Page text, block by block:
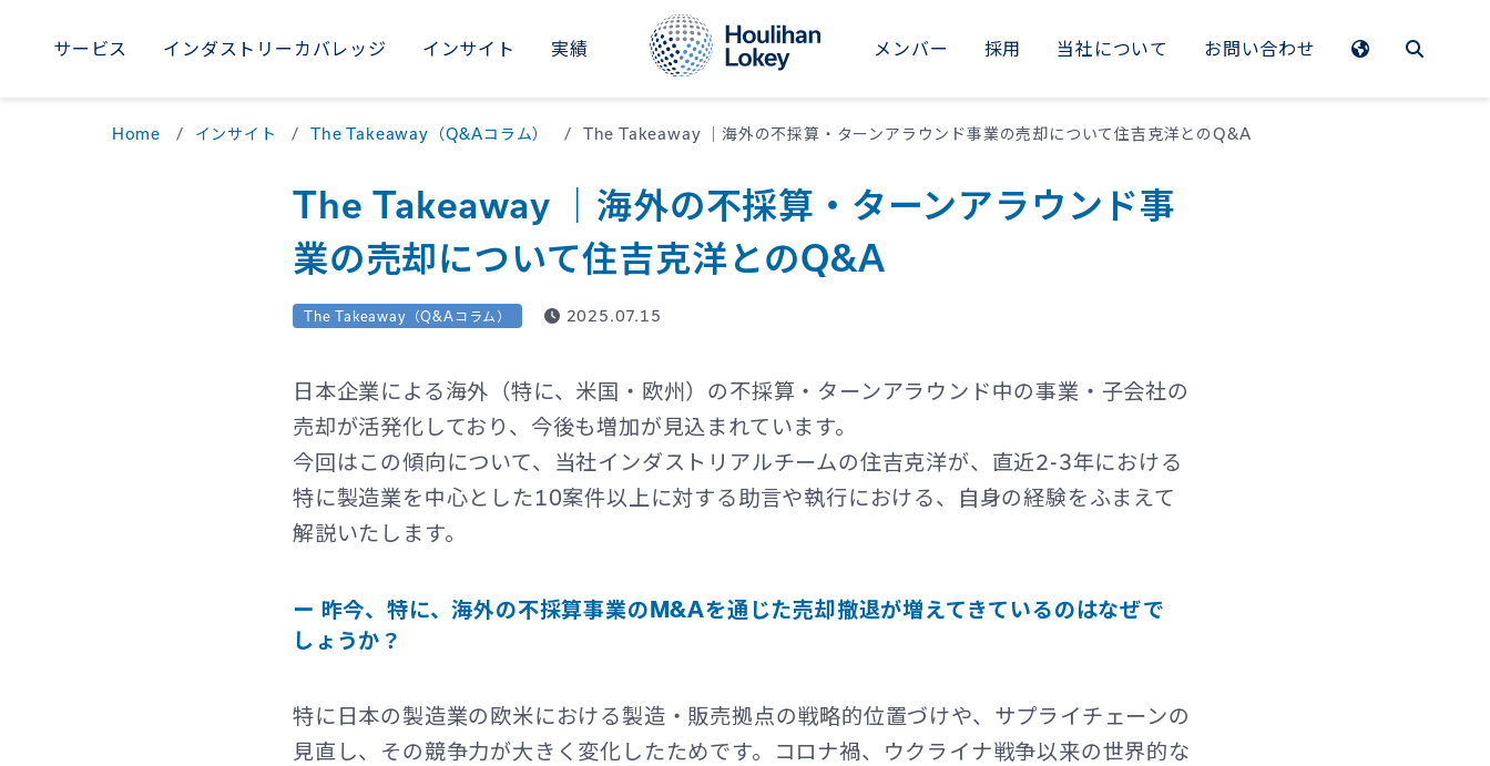
サービス
サービス M&Aアドバイザリー
財務リストラクチャリング
財務・バリュエーションアドバイザリー
インダストリーカバレッジ
インダストリーカバレッジ インダストリアル
ビジネスサービス
ファイナンシャルサービス
ヘルスケア
ファイナンシャルスポンサーズ
インサイト
インサイト セクターレポート
シリーズ記事
実績 メンバー 採用
新卒採用
社員紹介
会社情報
当社について
当社について 会社概要
イベント
投資家向け情報（グローバル）
お問い合わせ
WORLDWIDE
Brazil Australia
China
India
Singapore
France
Sweden
Switzerland
United Kingdom
Home インサイト The Takeaway（Q&Aコラム） The Takeaway ｜海外の不採算・ターンアラウンド事業の売却について住吉克洋とのQ&A
The Takeaway ｜海外の不採算・ターンアラウンド事
業の売却について住吉克洋とのQ&A
The Takeaway（Q&Aコラム） 2025.07.15
日本企業による海外（特に、米国・欧州）の不採算・ターンアラウンド中の事業・子会社の
売却が活発化しており、今後も増加が見込まれています。
今回はこの傾向について、当社インダストリアルチームの住吉克洋が、直近2-3年における
特に製造業を中心とした10案件以上に対する助言や執行における、自身の経験をふまえて
解説いたします。
ー 昨今、特に、海外の不採算事業のM&Aを通じた売却撤退が増えてきているのはなぜで
しょうか？
特に日本の製造業の欧米における製造・販売拠点の戦略的位置づけや、サプライチェーンの
見直し、その競争力が大きく変化したためです。コロナ禍、ウクライナ戦争以来の世界的な